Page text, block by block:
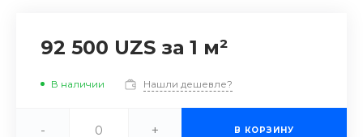
92 500 UZS за 1 м²
В наличии Нашли дешевле?
- + В КОРЗИНУ